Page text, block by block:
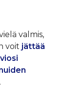
valmis,
voit jättää